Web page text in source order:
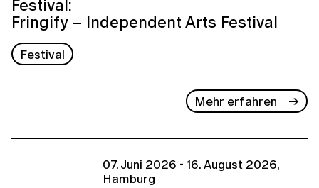
Fringify – Independent Arts Festival
Festival
Mehr erfahren
07. Juni 2026 - 16. August 2026,
Hamburg